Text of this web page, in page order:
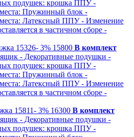
подушек: крошка ППУ -
Пружинный блок -
Латексный ППУ - Изменение
в частичном сборе -
15326- 3% 15800 В комплект
- Декоративные подушки -
подушек: крошка ППУ -
Пружинный блок -
Латексный ППУ - Изменение
в частичном сборе -
15811- 3% 16300 В комплект
- Декоративные подушки -
подушек: крошка ППУ -